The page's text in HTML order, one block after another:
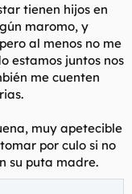
tienen hijos en
maromo, y
al menos no me
estamos juntos nos
me cuenten
muy apetecible
por culo si no
su puta madre.